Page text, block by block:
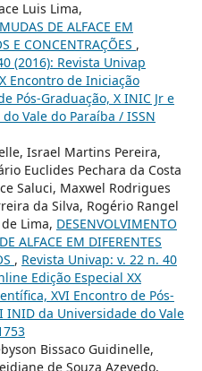
Luis Lima,
DE ALFACE EM
E CONCENTRAÇÕES ,
(2016): Revista Univap
Encontro de Iniciação
Pós-Graduação, X INIC Jr e
Vale do Paraíba / ISSN
Israel Martins Pereira,
Euclides Pechara da Costa
Saluci, Maxwel Rodrigues
da Silva, Rogério Rangel
Lima, DESENVOLVIMENTO
ALFACE EM DIFERENTES
, Revista Univap: v. 22 n. 40
Edição Especial XX
XVI Encontro de Pós-
INID da Universidade do Vale
Bissaco Guidinelle,
de Souza Azevedo,